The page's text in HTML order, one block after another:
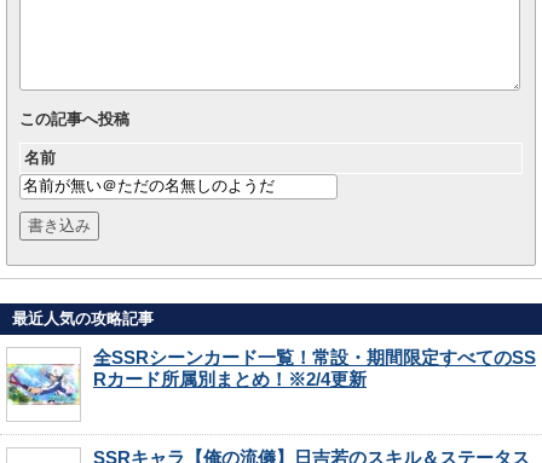
この記事へ投稿
名前
最近人気の攻略記事
全SSRシーンカード一覧！常設・期間限定すべてのSS
Rカード所属別まとめ！※2/4更新
SSRキャラ【俺の流儀】日吉若のスキル＆ステータス